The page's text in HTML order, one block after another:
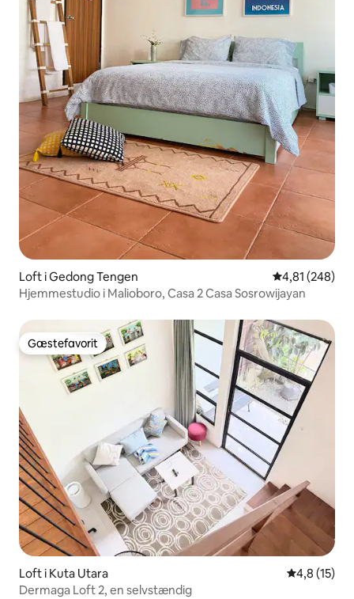
Loft i Gedong Tengen 4,81 ud af 5 i
4,81 (248)
Hjemmestudio i Malioboro, Casa 2 Casa Sosrowijayan
Gæstefavorit
Gæstefavorit
Loft i Kuta Utara 4,8 ud af 5
4,8 (15)
Dermaga Loft 2, en selvstændig